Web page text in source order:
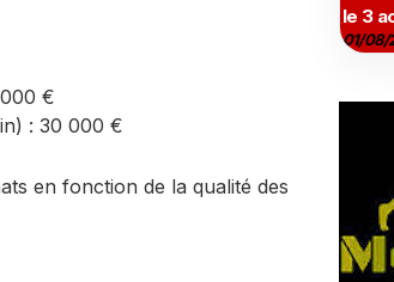
€
: 30 000 €
en fonction de la qualité des
le 3
01/08/